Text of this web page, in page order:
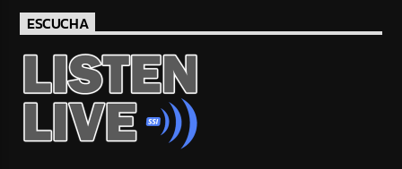
ESCUCHA